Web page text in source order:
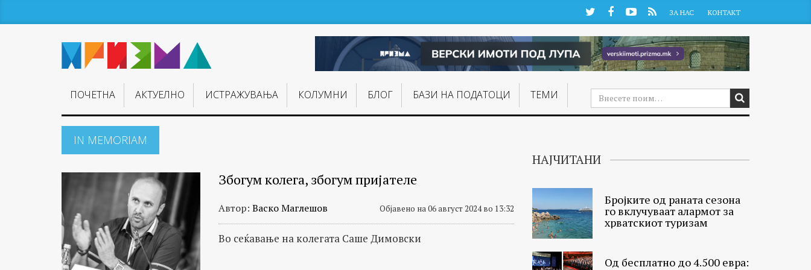
TwitterFacebookYouTube
RSS ЗА НАС КОНТАКТ
ПОЧЕТНА АКТУЕЛНО ИСТРАЖУВАЊA КОЛУМНИ БЛОГ БАЗИ НА ПОДАТОЦИ ТЕМИ
IN MEMORIAM
Збогум колега, збогум пријателе
Автор: Васко Маглешов Објавено на 06 август 2024 во 13:32
Во сеќавање на колегата Саше Димовски
НАЈЧИТАНИ
Бројките од раната сезона
го вклучуваат алармот за
хрватскиот туризам
Од бесплатно до 4.500 евра: